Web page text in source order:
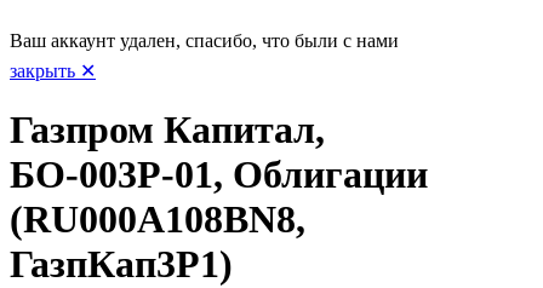
Ваш аккаунт удален, спасибо, что были с нами
закрыть ✕
Газпром Капитал,
БО-003Р-01, Облигации
(RU000A108BN8,
ГазпКап3P1)